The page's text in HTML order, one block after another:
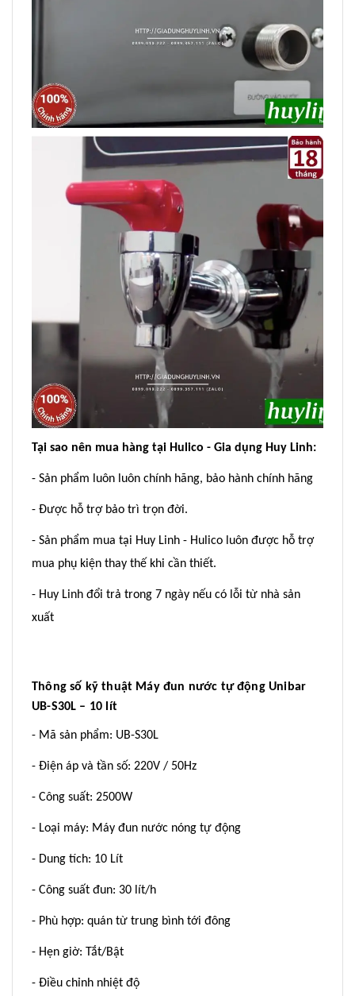
Tại sao nên mua hàng tại Hulico - Gia dụng Huy Linh:
- Sản phẩm luôn luôn chính hãng, bảo hành chính hãng
- Được hỗ trợ bảo trì trọn đời.
- Sản phẩm mua tại Huy Linh - Hulico luôn được hỗ trợ
mua phụ kiện thay thế khi cần thiết.
- Huy Linh đổi trả trong 7 ngày nếu có lỗi từ nhà sản
xuất
Thông số kỹ thuật Máy đun nước tự động Unibar
UB-S30L – 10 lít
- Mã sản phẩm: UB-S30L
- Điện áp và tần số: 220V / 50Hz
- Công suất: 2500W
- Loại máy: Máy đun nước nóng tự động
- Dung tích: 10 Lít
- Công suất đun: 30 lít/h
- Phù hợp: quán từ trung bình tới đông
- Hẹn giờ: Tắt/Bật
- Điều chỉnh nhiệt độ